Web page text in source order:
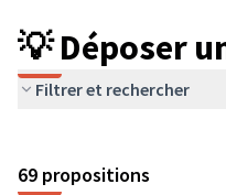
💡 Déposer
Filtrer et rechercher
69 propositions